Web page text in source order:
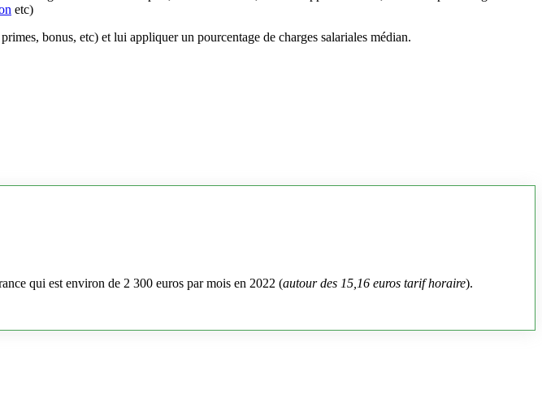
etc)
bonus, etc) et lui appliquer un pourcentage de charges salariales médian.
qui est environ de 2 300 euros par mois en 2022 (autour des 15,16 euros tarif horaire).